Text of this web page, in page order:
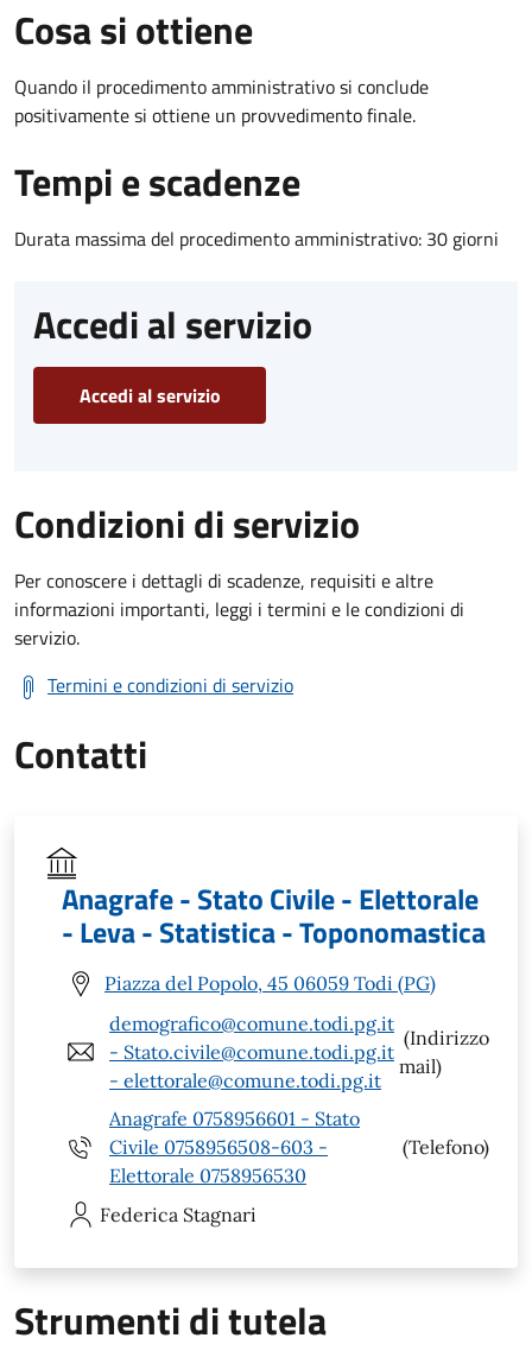
Cosa si ottiene
Quando il procedimento amministrativo si conclude
positivamente si ottiene un provvedimento finale.
Tempi e scadenze
Durata massima del procedimento amministrativo: 30 giorni
Accedi al servizio
Accedi al servizio
Condizioni di servizio
Per conoscere i dettagli di scadenze, requisiti e altre
informazioni importanti, leggi i termini e le condizioni di
servizio.
Termini e condizioni di servizio
Contatti
Anagrafe - Stato Civile - Elettorale
- Leva - Statistica - Toponomastica
Piazza del Popolo, 45 06059 Todi (PG)
demografico@comune.todi.pg.it
- Stato.civile@comune.todi.pg.it
- elettorale@comune.todi.pg.it
(Indirizzo
mail)
Anagrafe 0758956601 - Stato
Civile 0758956508-603 -
Elettorale 0758956530
(Telefono)
Federica Stagnari
Strumenti di tutela